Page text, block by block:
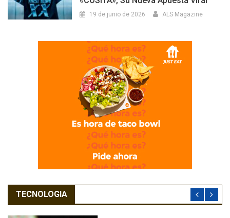
19 de junio de 2026 ALS Magazine
TECNOLOGIA